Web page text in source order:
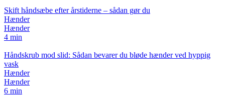
Skift håndsæbe efter årstiderne – sådan gør du
Hænder
Hænder
4 min
Håndskrub mod slid: Sådan bevarer du bløde hænder ved hyppig
vask
Hænder
Hænder
6 min